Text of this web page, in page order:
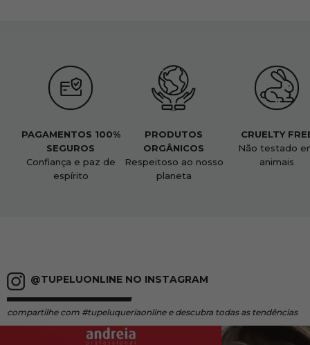
PAGAMENTOS 100%
SEGUROS
Confiança e paz de
espírito
PRODUTOS
ORGÂNICOS
Respeitoso ao nosso
planeta
CRUELTY
Não testado
animais
@TUPELUONLINE NO INSTAGRAM
compartilhe com #tupeluqueriaonline e descubra todas as tendências